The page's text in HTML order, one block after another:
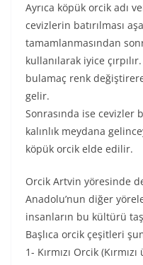
Ayrıca köpük orcik adı
cevizlerin batırılması
tamamlanmasından
kullanılarak iyice
bulamaç renk
gelir.
Sonrasında ise cevizler
kalınlık meydana
köpük orcik elde edilir.
Orcik Artvin yöresinde
Anadolu’nun diğer
insanların bu kültürü
Başlıca orcik çeşitleri
1- Kırmızı Orcik